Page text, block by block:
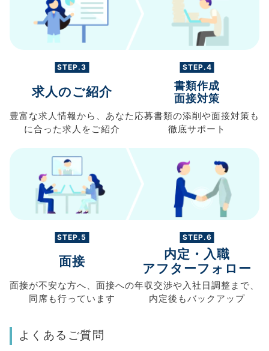
STEP.3
求人のご紹介
豊富な求人情報から、 あなた
に合った求人を ご紹介
STEP.4
書類作成
面接対策
応募書類の添削や面接対策も
徹底サポート
STEP.5
面接
面接が不安な方へ、 面接への
同席も行っています
STEP.6
内定・入職
アフターフォロー
年収交渉や入社日調整まで、
内定後もバックアップ
よくあるご質問